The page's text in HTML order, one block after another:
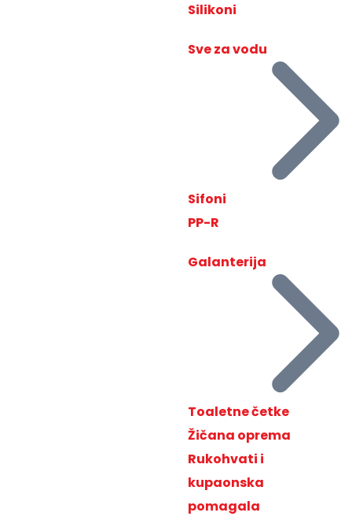
Silikoni
Sve za vodu
Sifoni
PP-R
Galanterija
Toaletne četke
Žičana oprema
Rukohvati i
kupaonska
pomagala